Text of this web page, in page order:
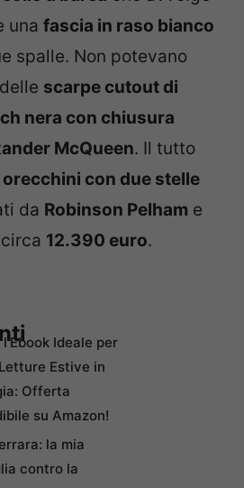
una fascia in raso bianco
spalle. Non potevano
scarpe cutout di
nera con chiusura
McQueen. Il tutto
orecchini con due stelle
da Robinson Pelham e
12.390 euro.
Ideale per
Estive in
Offerta
su Amazon!
la mia
contro la